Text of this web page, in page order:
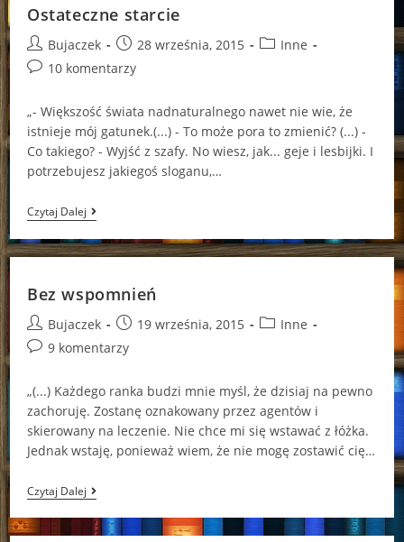
Ostateczne starcie
Post
author:
Bujaczek
Post
published:
28 września, 2015
PostInne
Post10 komentarzy
„- Większość świata nadnaturalnego nawet nie wie, że
istnieje mój gatunek.(...) - To może pora to zmienić? (...) -
Co takiego? - Wyjść z szafy. No wiesz, jak... geje i lesbijki. I
potrzebujesz jakiegoś sloganu,…
Czytaj DalejOstateczne
Starcie
Bez wspomnień
Post
author:
Bujaczek
Post
published:
19 września, 2015
PostInne
Post9 komentarzy
„(...) Każdego ranka budzi mnie myśl, że dzisiaj na pewno
zachoruję. Zostanę oznakowany przez agentów i
skierowany na leczenie. Nie chce mi się wstawać z łóżka.
Jednak wstaję, ponieważ wiem, że nie mogę zostawić cię…
Czytaj DalejBez
Wspomnień